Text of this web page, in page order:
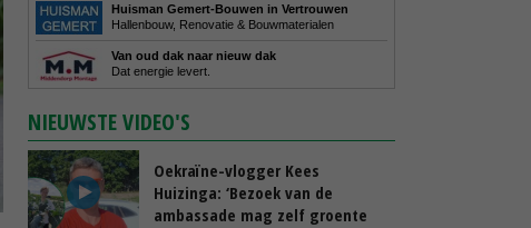
Huisman Gemert-Bouwen in Vertrouwen
Hallenbouw, Renovatie & Bouwmaterialen
Van oud dak naar nieuw dak
Dat energie levert.
NIEUWSTE VIDEO'S
Oekraïne-vlogger Kees
Huizinga: ‘Bezoek van de
ambassade mag zelf groente